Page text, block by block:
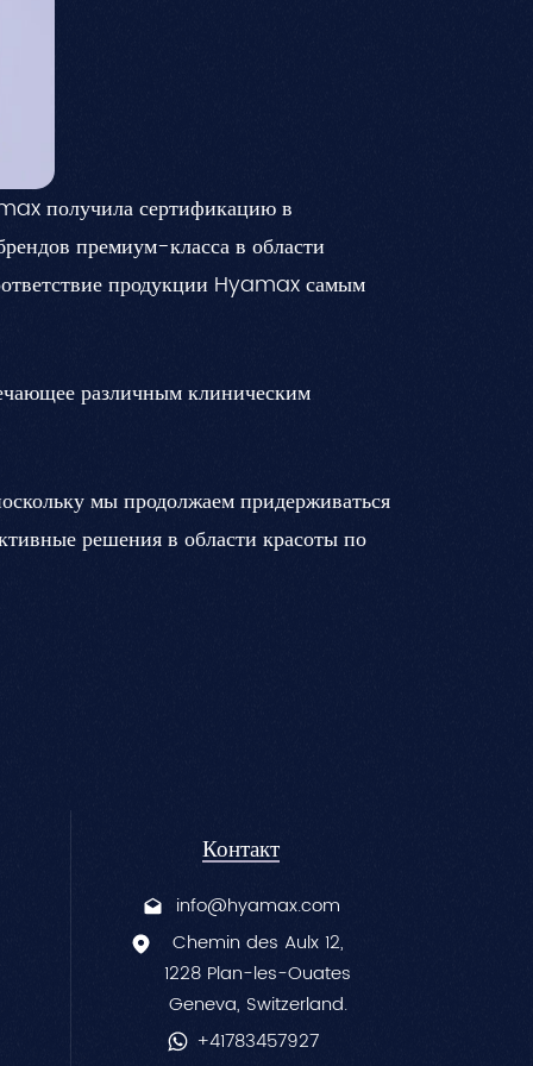
получила сертификацию в
премиум-класса в области
продукции Hyamax самым
различным клиническим
мы продолжаем придерживаться
решения в области красоты по
Контакт
info@hyamax.com
Chemin des Aulx 12,
1228 Plan-les-Ouates
Geneva, Switzerland.
+41783457927